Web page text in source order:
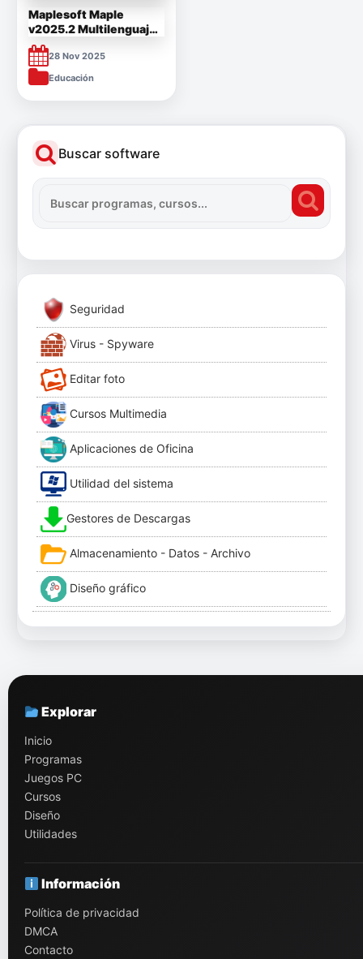
Maplesoft Maple
v2025.2 Multilenguaje
Full Español [Mega]
28 Nov 2025
Educación
Buscar software
Seguridad
Virus - Spyware
Editar foto
Cursos Multimedia
Aplicaciones de Oficina
Utilidad del sistema
Gestores de Descargas
Almacenamiento - Datos - Archivo
Diseño gráfico
Explorar
Inicio
Programas
Juegos PC
Cursos
Diseño
Utilidades
Información
Política de privacidad
DMCA
Contacto